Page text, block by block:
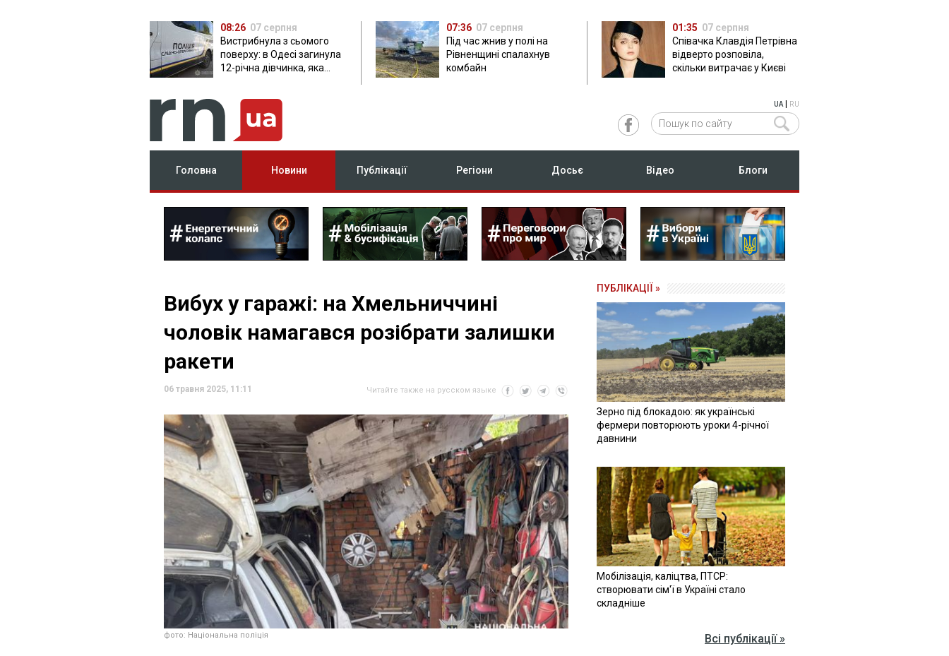
08:26 07 серпня
Вистрибнула з сьомого
поверху: в Одесі загинула
12-річна дівчинка, яка
07:36 07 серпня
Під час жнив у полі на
Рівненщині спалахнув
комбайн
01:35 07 серпня
Співачка Клавдія Петрівна
відверто розповіла,
скільки витрачає у Києві
UA| RU
Головна Новини Публікації Регіони Досьє Відео Блоги
Вибух у гаражі: на Хмельниччині
чоловік намагався розібрати залишки
ракети
06 травня 2025, 11:11 Читайте также на русском языке
фото: Національна поліція
ПУБЛІКАЦІЇ »
Зерно під блокадою: як українські
фермери повторюють уроки 4-річної
давнини
Мобілізація, каліцтва, ПТСР:
створювати сім'ї в Україні стало
складніше
Всі публікації »